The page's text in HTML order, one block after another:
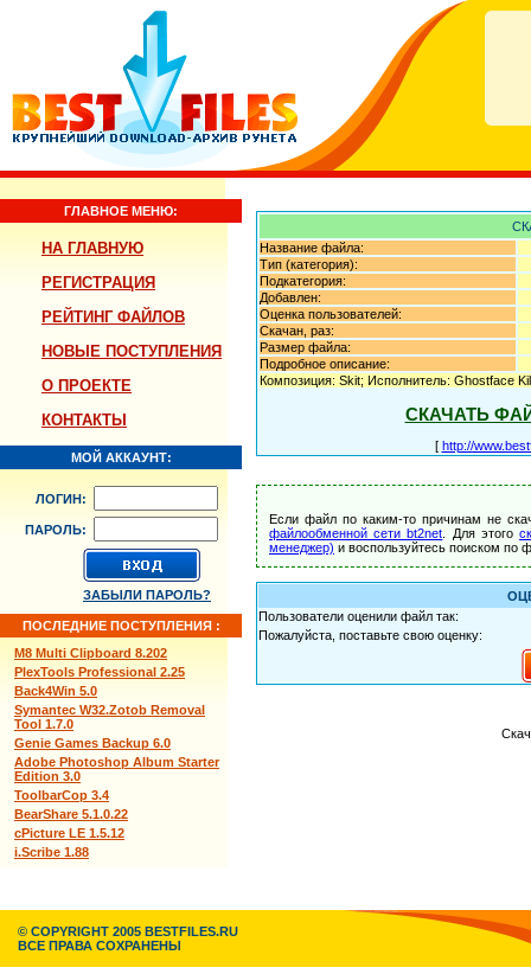
ГЛАВНОЕ МЕНЮ:
НА ГЛАВНУЮ
РЕГИСТРАЦИЯ
РЕЙТИНГ ФАЙЛОВ
НОВЫЕ ПОСТУПЛЕНИЯ
О ПРОЕКТЕ
КОНТАКТЫ
МОЙ АККАУНТ:
ЛОГИН:
ПАРОЛЬ:
ЗАБЫЛИ ПАРОЛЬ?
ПОСЛЕДНИЕ ПОСТУПЛЕНИЯ :
M8 Multi Clipboard 8.202
PlexTools Professional 2.25
Back4Win 5.0
Symantec W32.Zotob Removal
Tool 1.7.0
Genie Games Backup 6.0
Adobe Photoshop Album Starter
Edition 3.0
ToolbarCop 3.4
BearShare 5.1.0.22
cPicture LE 1.5.12
i.Scribe 1.88
Название файла:
Тип (категория):
Подкатегория:
Добавлен:
Оценка пользователей:
Скачан, раз:
Размер файла:
Подробное описание:
Композиция: Skit; Исполнитель: Ghostface
СКАЧАТЬ
[ http://
Если файл по каким-то причинам не
файлообменной сети bt2net . Для этого
менеджер) и воспользуйтесь поиском по
Пользователи оценили файл так:
Пожалуйста, поставьте свою оценку:
© COPYRIGHT 2005 BESTFILES.RU
ВСЕ ПРАВА СОХРАНЕНЫ